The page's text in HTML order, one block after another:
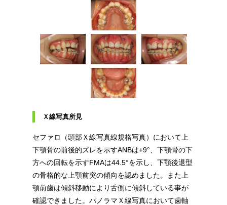
Ｘ線写真所見
セファロ（頭部Ｘ線写真線規格写真）において上
下顎骨の前後的ズレを示すANBは+9°、下顎骨の下
方への回転を示すFMAは44.5°を示し、下顎後退型
の骨格的な上顎前突の傾向を認めました。また上
顎前歯は傾斜移動により舌側に傾斜している事が
確認できました。パノラマＸ線写真において歯軸